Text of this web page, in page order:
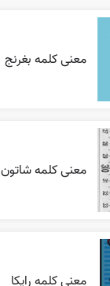
معنی کلمه بغرنج
معنی کلمه شاتون
معنی کلمه رایکا